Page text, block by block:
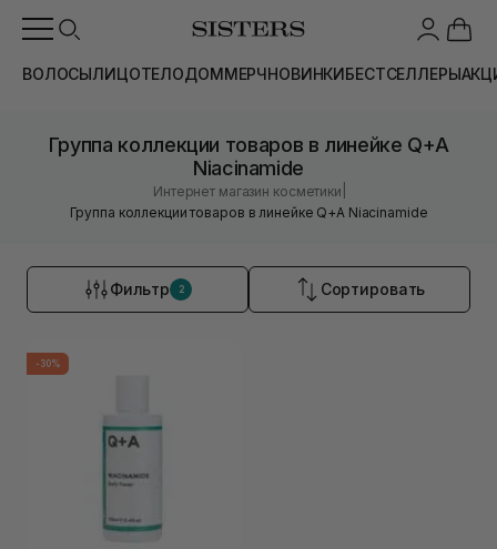
ВОЛОСЫЛИЦОТЕЛОДОММЕРЧНОВИНКИБЕСТСЕЛЛЕРЫ
Группа коллекции товаров в линейке Q+A
Niacinamide
Интернет магазин косметики
Группа коллекции товаров в линейке Q+A Niacinamide
Фильтр 2 Сортировать
-30%